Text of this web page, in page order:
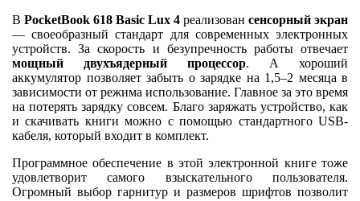
В PocketBook 618 Basic Lux 4 реализован сенсорный экран
— своеобразный стандарт для современных электронных
устройств. За скорость и безупречность работы отвечает
мощный двухъядерный процессор. А хороший
аккумулятор позволяет забыть о зарядке на 1,5–2 месяца в
зависимости от режима использование. Главное за это время
на потерять зарядку совсем. Благо заряжать устройство, как
и скачивать книги можно с помощью стандартного USB-
кабеля, который входит в комплект.
Программное обеспечение в этой электронной книге тоже
удовлетворит самого взыскательного пользователя.
Огромный выбор гарнитур и размеров шрифтов позволит